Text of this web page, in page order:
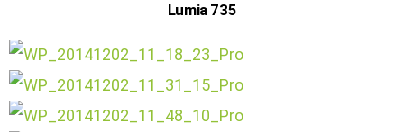
Lumia 735